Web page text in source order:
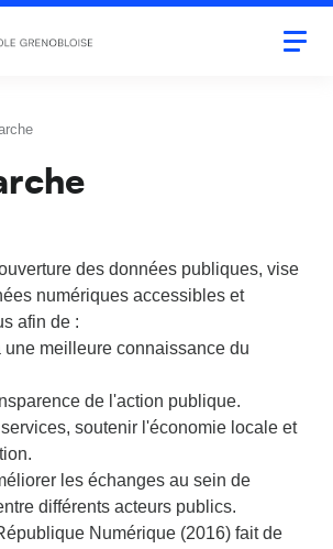
des données publiques, vise
numériques accessibles et
afin de :
une meilleure connaissance du
de l'action publique.
soutenir l'économie locale et
les échanges au sein de
différents acteurs publics.
Numérique (2016) fait de